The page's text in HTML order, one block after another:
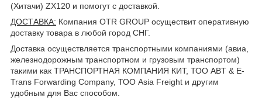
(Хитачи) ZX120 и помогут с доставкой.
ДОСТАВКА: Компания OTR GROUP осуществит оперативную
доставку товара в любой город СНГ.
Доставка осуществляется транспортными компаниями (авиа,
железнодорожным транспортном и грузовым транспортом)
такими как ТРАНСПОРТНАЯ КОМПАНИЯ КИТ, ТОО ABT & E-
Trans Forwarding Company, ТОО Asia Freight и другим
удобным для Вас способом.